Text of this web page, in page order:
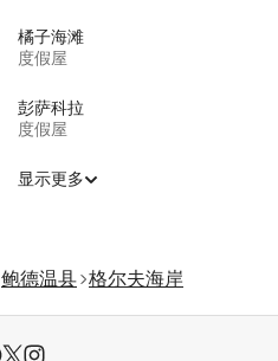
橘子海滩
度假屋
彭萨科拉
度假屋
显示更多
鲍德温县 格尔夫海岸